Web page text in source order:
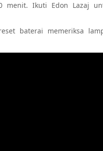
Ikuti Edon Lazaj
baterai memeriksa